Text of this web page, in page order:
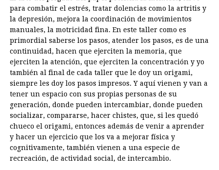
para combatir el estrés, tratar dolencias como la artritis y
la depresión, mejora la coordinación de movimientos
manuales, la motricidad fina. En este taller como es
primordial saberse los pasos, atender los pasos, es de una
continuidad, hacen que ejerciten la memoria, que
ejerciten la atención, que ejerciten la concentración y yo
también al final de cada taller que le doy un origami,
siempre les doy los pasos impresos. Y aquí vienen y van a
tener un espacio con sus propias personas de su
generación, donde pueden intercambiar, donde pueden
socializar, compararse, hacer chistes, que, si les quedó
chueco el origami, entonces además de venir a aprender
y hacer un ejercicio que los va a mejorar física y
cognitivamente, también vienen a una especie de
recreación, de actividad social, de intercambio.